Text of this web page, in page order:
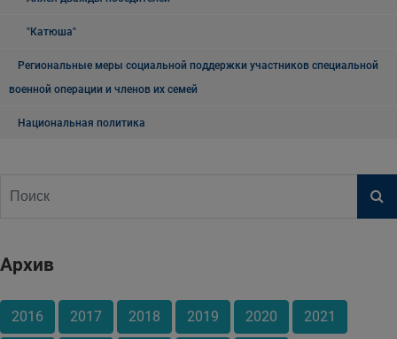
"Катюша"
Региональные меры социальной поддержки участников специальной
военной операции и членов их семей
Национальная политика
Архив
2016 2017 2018 2019 2020 2021